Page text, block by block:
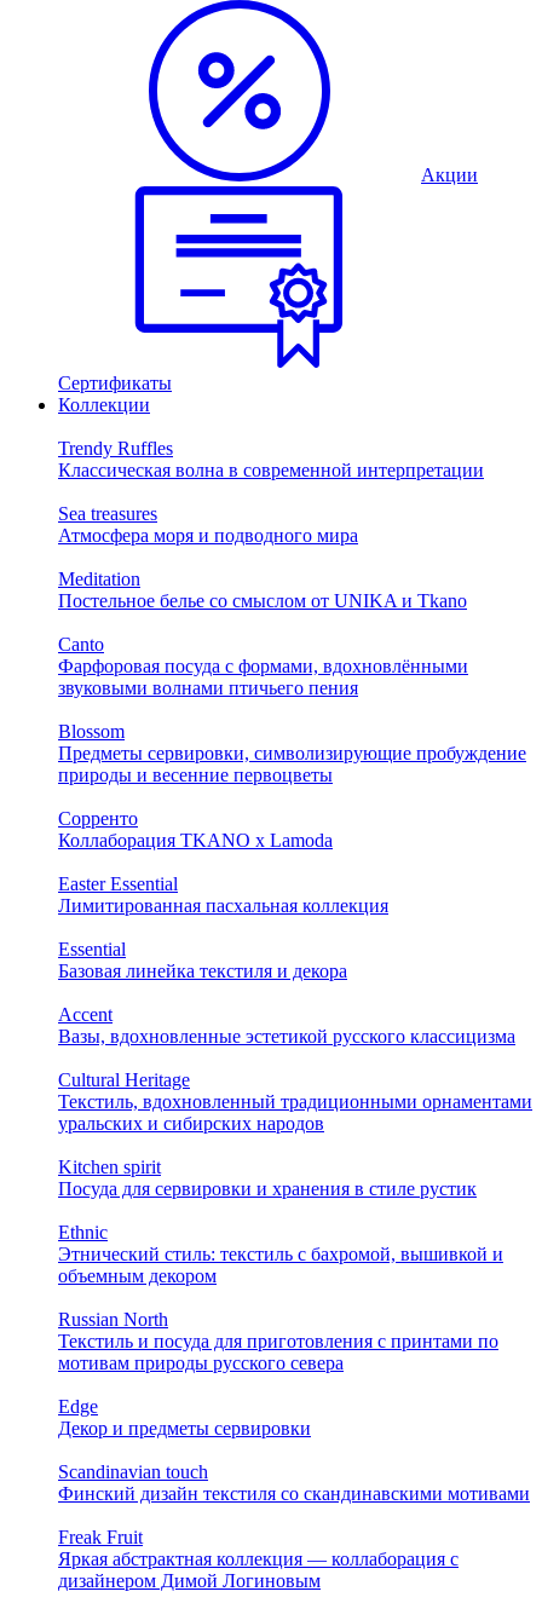
Акции
Сертификаты
Коллекции
Trendy Ruffles
Классическая волна в современной интерпретации
Sea treasures
Атмосфера моря и подводного мира
Meditation
Постельное белье со смыслом от UNIKA и Tkano
Canto
Фарфоровая посуда с формами, вдохновлёнными
звуковыми волнами птичьего пения
Blossom
Предметы сервировки, символизирующие пробуждение
природы и весенние первоцветы
Сорренто
Коллаборация TKANO х Lamoda
Easter Essential
Лимитированная пасхальная коллекция
Essential
Базовая линейка текстиля и декора
Accent
Вазы, вдохновленные эстетикой русского классицизма
Cultural Heritage
Текстиль, вдохновленный традиционными орнаментами
уральских и сибирских народов
Kitchen spirit
Посуда для сервировки и хранения в стиле рустик
Ethnic
Этнический стиль: текстиль с бахромой, вышивкой и
объемным декором
Russian North
Текстиль и посуда для приготовления с принтами по
мотивам природы русского севера
Edge
Декор и предметы сервировки
Scandinavian touch
Финский дизайн текстиля со скандинавскими мотивами
Freak Fruit
Яркая абстрактная коллекция — коллаборация с
дизайнером Димой Логиновым